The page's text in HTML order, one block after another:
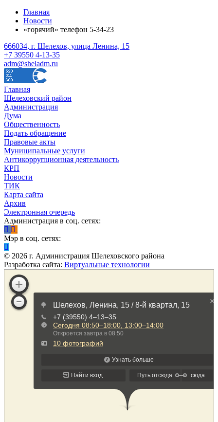
Главная
Новости
«горячий» телефон 5-34-23
666034, г. Шелехов, улица Ленина, 15
+7 39550 4-13-35
adm@sheladm.ru
Главная
Шелеховский район
Администрация
Дума
Общественность
Подать обращение
Правовые акты
Муниципальные услуги
Антикоррупционная деятельность
КРП
Новости
ТИК
Карта сайта
Архив
Электронная очередь
Администрация в соц. сетях:
Мэр в соц. сетях:
© 2026 г. Администрация Шелеховского района
Разработка сайта: Виртуальные технологии